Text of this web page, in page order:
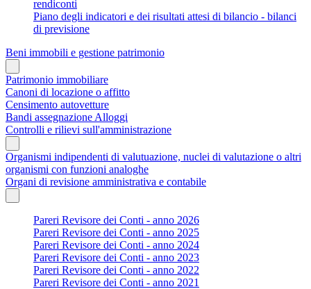
rendiconti
Piano degli indicatori e dei risultati attesi di bilancio - bilanci
di previsione
Beni immobili e gestione patrimonio
Patrimonio immobiliare
Canoni di locazione o affitto
Censimento autovetture
Bandi assegnazione Alloggi
Controlli e rilievi sull'amministrazione
Organismi indipendenti di valutuazione, nuclei di valutazione o altri
organismi con funzioni analoghe
Organi di revisione amministrativa e contabile
Pareri Revisore dei Conti - anno 2026
Pareri Revisore dei Conti - anno 2025
Pareri Revisore dei Conti - anno 2024
Pareri Revisore dei Conti - anno 2023
Pareri Revisore dei Conti - anno 2022
Pareri Revisore dei Conti - anno 2021